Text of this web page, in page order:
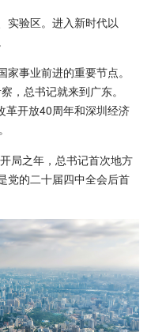
实验区。进入新时代以
事业前进的重要节点。
，总书记就来到广东。
革开放40周年和深圳经济
局之年，总书记首次地方
党的二十届四中全会后首